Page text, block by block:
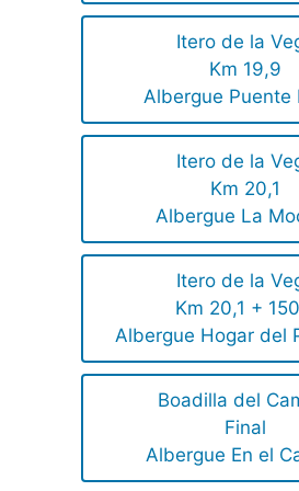
Itero de la
Km 19,9
Albergue Puente
Itero de la
Km 20,1
Albergue La
Itero de la
Km 20,1 +
Albergue Hogar del
Boadilla del
Final
Albergue En el